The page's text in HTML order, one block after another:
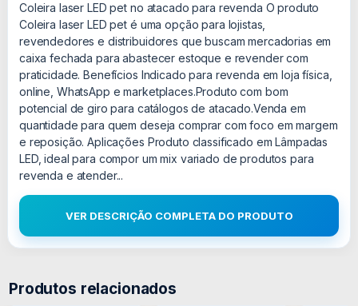
Coleira laser LED pet no atacado para revenda O produto
Coleira laser LED pet é uma opção para lojistas,
revendedores e distribuidores que buscam mercadorias em
caixa fechada para abastecer estoque e revender com
praticidade. Benefícios Indicado para revenda em loja física,
online, WhatsApp e marketplaces.Produto com bom
potencial de giro para catálogos de atacado.Venda em
quantidade para quem deseja comprar com foco em margem
e reposição. Aplicações Produto classificado em Lâmpadas
LED, ideal para compor um mix variado de produtos para
revenda e atender...
VER DESCRIÇÃO COMPLETA DO PRODUTO
Produtos relacionados